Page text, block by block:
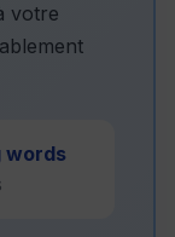
votre
words